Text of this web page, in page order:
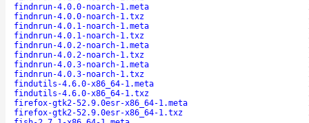
findnrun-4.0.0-noarch-1.meta
findnrun-4.0.0-noarch-1.txz
findnrun-4.0.1-noarch-1.meta
findnrun-4.0.1-noarch-1.txz
findnrun-4.0.2-noarch-1.meta
findnrun-4.0.2-noarch-1.txz
findnrun-4.0.3-noarch-1.meta
findnrun-4.0.3-noarch-1.txz
findutils-4.6.0-x86_64-1.meta
findutils-4.6.0-x86_64-1.txz
firefox-gtk2-52.9.0esr-x86_64-1.meta
firefox-gtk2-52.9.0esr-x86_64-1.txz